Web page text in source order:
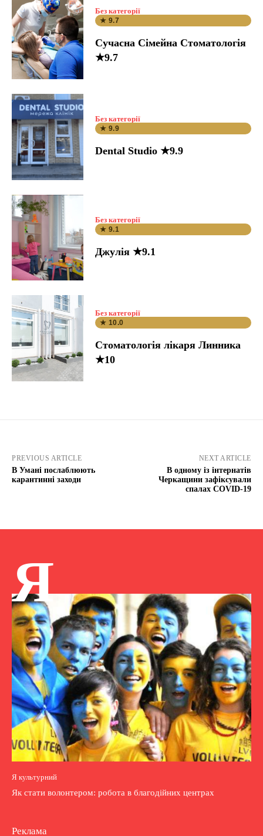
Без категорії
★ 9.7
Сучасна Сімейна Стоматологія
★9.7
Без категорії
★ 9.9
Dental Studio ★9.9
Без категорії
★ 9.1
Джулія ★9.1
Без категорії
★ 10.0
Стоматологія лікаря Линника
★10
PREVIOUS ARTICLE
В Умані послаблюють
карантинні заходи
NEXT ARTICLE
В одному із інтернатів
Черкащини зафіксували
спалах COVID-19
Я
Я культурний
Як стати волонтером: робота в благодійних центрах
Реклама